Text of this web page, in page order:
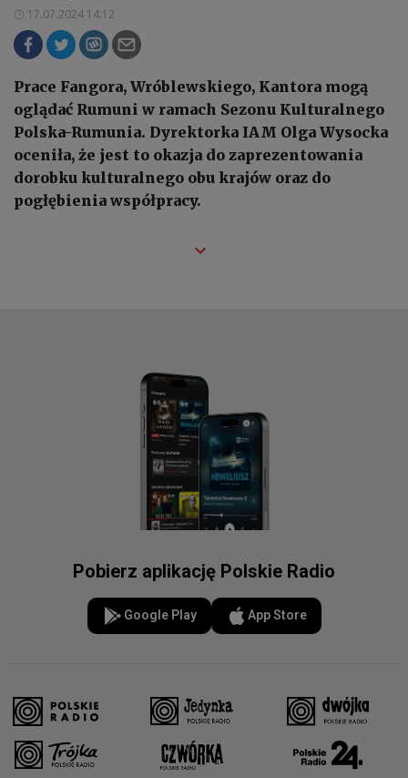
17.07.2024 14:12
Prace Fangora, Wróblewskiego, Kantora mogą
oglądać Rumuni w ramach Sezonu Kulturalnego
Polska-Rumunia. Dyrektorka IAM Olga Wysocka
oceniła, że jest to okazja do zaprezentowania
dorobku kulturalnego obu krajów oraz do
pogłębienia współpracy.
Pobierz aplikację Polskie Radio
Google Play App Store